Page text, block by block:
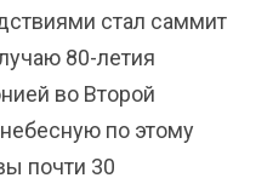
стал саммит
80-летия
во Второй
по этому
почти 30